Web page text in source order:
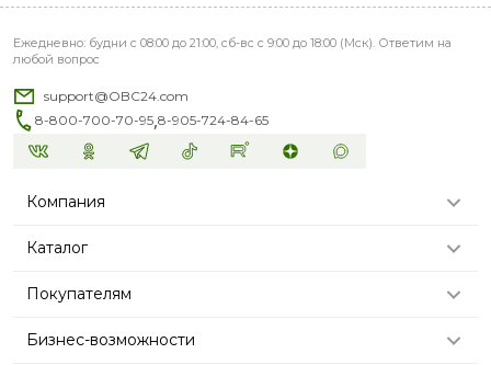
Ежедневно: будни с 08:00 до 21:00, сб-вс с 9:00 до 18:00 (Мск). Ответим на
любой вопрос
support@OBC24.com
8-800-700-70-95,8-905-724-84-65
Компания
Каталог
Покупателям
Бизнес-возможности